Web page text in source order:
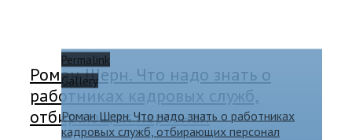
Permalink
Gallery
Роман Шерн. Что надо знать о работниках
кадровых служб, отбирающих персонал
Роман Шерн. Что надо знать о
работниках кадровых служб,
отбирающих персонал